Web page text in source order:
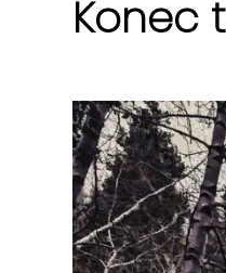
Konec